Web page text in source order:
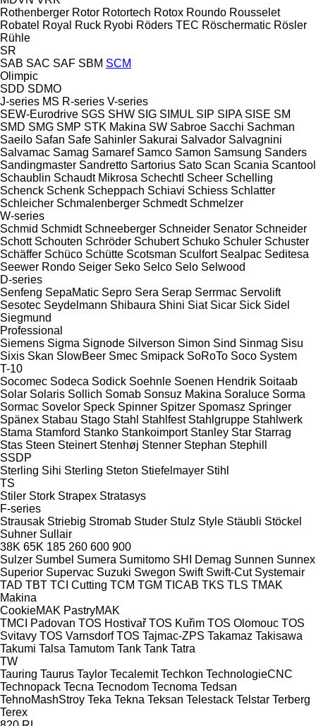
Rothenberger Rotor Rotortech Rotox Roundo Rousselet
Robatel Royal Ruck Ryobi Röders TEC Röschermatic Rösler
Rühle
SR
SAB SAC SAF SBM SCM
Olimpic
SDD SDMO
J-series MS R-series V-series
SEW-Eurodrive SGS SHW SIG SIMUL SIP SIPA SISE SM
SMD SMG SMP STK Makina SW Sabroe Sacchi Sachman
Saeilo Safan Safe Sahinler Sakurai Salvador Salvagnini
Salvamac Samag Samaref Samco Samon Samsung Sanders
Sandingmaster Sandretto Sartorius Sato Scan Scania Scantool
Schaublin Schaudt Mikrosa Schechtl Scheer Schelling
Schenck Schenk Scheppach Schiavi Schiess Schlatter
Schleicher Schmalenberger Schmedt Schmelzer
W-series
Schmid Schmidt Schneeberger Schneider Senator Schneider
Schott Schouten Schröder Schubert Schuko Schuler Schuster
Schäffer Schüco Schütte Scotsman Sculfort Sealpac Seditesa
Seewer Rondo Seiger Seko Selco Selo Selwood
D-series
Senfeng SepaMatic Sepro Sera Serap Serrmac Servolift
Sesotec Seydelmann Shibaura Shini Siat Sicar Sick Sidel
Siegmund
Professional
Siemens Sigma Signode Silverson Simon Sind Sinmag Sisu
Sixis Skan SlowBeer Smec Smipack SoRoTo Soco System
T-10
Socomec Sodeca Sodick Soehnle Soenen Hendrik Soitaab
Solar Solaris Sollich Somab Sonsuz Makina Soraluce Sorma
Sormac Sovelor Speck Spinner Spitzer Spomasz Springer
Spänex Stabau Stago Stahl Stahlfest Stahlgruppe Stahlwerk
Stama Stamford Stanko Stankoimport Stanley Star Starrag
Stas Steen Steinert Stenhøj Stenner Stephan Stephill
SSDP
Sterling Sihi Sterling Steton Stiefelmayer Stihl
TS
Stiler Stork Strapex Stratasys
F-series
Strausak Striebig Stromab Studer Stulz Style Stäubli Stöckel
Suhner Sullair
38K 65K 185 260 600 900
Sulzer Sumbel Sumera Sumitomo SHI Demag Sunnen Sunnex
Superior Supervac Suzuki Swegon Swift Swift-Cut Systemair
TAD TBT TCI Cutting TCM TGM TICAB TKS TLS TMAK
Makina
CookieMAK PastryMAK
TMCI Padovan TOS Hostivař TOS Kuřim TOS Olomouc TOS
Svitavy TOS Varnsdorf TOS Tajmac-ZPS Takamaz Takisawa
Takumi Talsa Tamutom Tank Tank Tatra
TW
Tauring Taurus Taylor Tecalemit Techkon TechnologieCNC
Technopack Tecna Tecnodom Tecnoma Tedsan
TehnoMashStroy Teka Tekna Teksan Telestack Telstar Terberg
Terex